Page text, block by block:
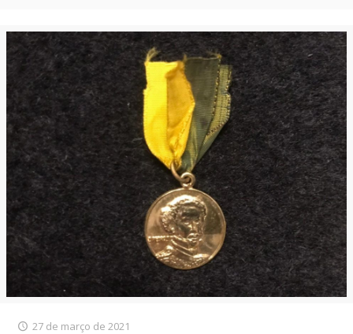
27 de março de 2021